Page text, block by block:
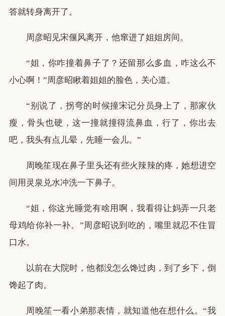
答就转身离开了。
周彦昭见宋偃风离开，他窜进了姐姐房间。
“姐，你咋撞着鼻子了？还留那么多血，咋这么不
小心啊！”周彦昭瞅着姐姐的脸色，关心道。
“别说了，拐弯的时候撞宋记分员身上了，那家伙
瘦，骨头也硬，这一撞就撞得流鼻血，行了，你出去
吧，我头有点儿晕，先睡一会儿。”
周晚笙现在鼻子里头还有些火辣辣的疼，她想进空
间用灵泉兑水冲洗一下鼻子。
“姐，你这光睡觉有啥用啊，我看得让妈弄一只老
母鸡给你补一补。”周彦昭说到吃的，嘴里就忍不住冒
口水。
以前在大院时，他都没怎么馋过肉，到了乡下，倒
馋起了肉。
周晚笙一看小弟那表情，就知道他在想什么。“我